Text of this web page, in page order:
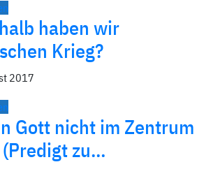
haben wir
Krieg?
2017
Gott nicht im Zentrum
zu…